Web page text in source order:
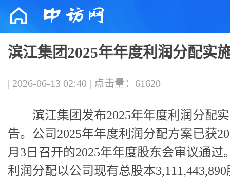
滨江集团2025年年度利润分配实
| 2026-06-13 02:40 | 点击量：61620
滨江集团发布2025年年度利润分配
告。公司2025年年度利润分配方案已获
月3日召开的2025年年度股东会审议通过
利润分配以公司现有总股本